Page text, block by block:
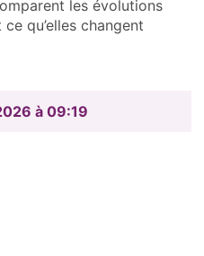
les évolutions
qu’elles changent
à 09:19